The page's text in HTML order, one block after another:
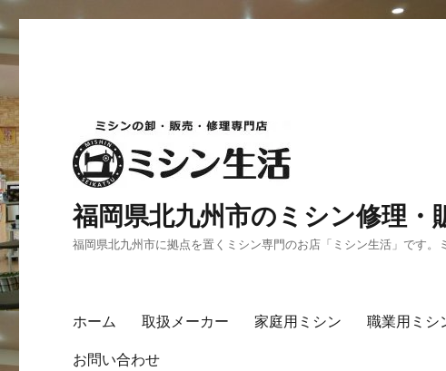
福岡県北九州市のミシン修理・
福岡県北九州市に拠点を置くミシン専門のお店「ミシン生活」です
ホーム 取扱メーカー 家庭用ミシン 職業用ミシ
お問い合わせ